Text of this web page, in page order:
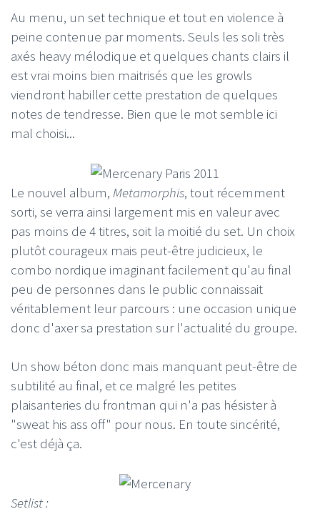
Au menu, un set technique et tout en violence à
peine contenue par moments. Seuls les soli très
axés heavy mélodique et quelques chants clairs il
est vrai moins bien maitrisés que les growls
viendront habiller cette prestation de quelques
notes de tendresse. Bien que le mot semble ici
mal choisi...
Le nouvel album, Metamorphis, tout récemment
sorti, se verra ainsi largement mis en valeur avec
pas moins de 4 titres, soit la moitié du set. Un choix
plutôt courageux mais peut-être judicieux, le
combo nordique imaginant facilement qu'au final
peu de personnes dans le public connaissait
véritablement leur parcours : une occasion unique
donc d'axer sa prestation sur l'actualité du groupe.
Un show béton donc mais manquant peut-être de
subtilité au final, et ce malgré les petites
plaisanteries du frontman qui n'a pas hésister à
"sweat his ass off" pour nous. En toute sincérité,
c'est déjà ça.
Setlist :